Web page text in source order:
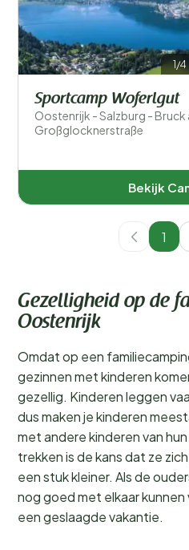
1/4
Sportcamp Woferlgut
Oostenrijk - Salzburg - Bruck
Großglocknerstraße
Bekijk
1
Gezelligheid op de
Oostenrijk
Omdat op een
gezinnen met kinderen
gezellig. Kinderen leggen
dus maken je kinderen
met andere kinderen van
trekken is de kans dat ze
een stuk kleiner. Als de
nog goed met elkaar
een geslaagde vakantie.